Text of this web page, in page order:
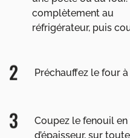
complètement au
réfrigérateur, puis
Préchauffez le four à
Coupez le fenouil en
d’épaisseur, sur